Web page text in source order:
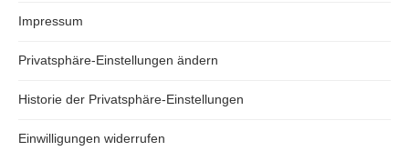
Impressum
Privatsphäre-Einstellungen ändern
Historie der Privatsphäre-Einstellungen
Einwilligungen widerrufen